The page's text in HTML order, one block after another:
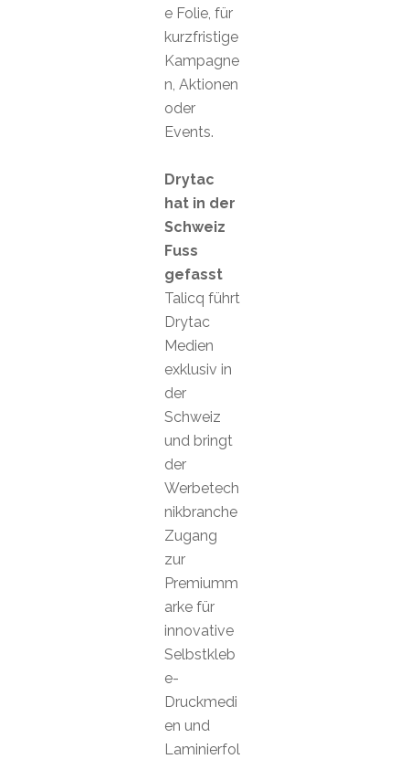
e Folie, für
kurzfristige
Kampagne
n, Aktionen
oder
Events.
Drytac
hat in der
Schweiz
Fuss
gefasst
Talicq führt
Drytac
Medien
exklusiv in
der
Schweiz
und bringt
der
Werbetech
nikbranche
Zugang
zur
Premiumm
arke für
innovative
Selbstkleb
e-
Druckmedi
en und
Laminierfol